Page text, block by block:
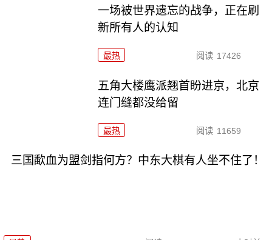
一场被世界遗忘的战争，正在刷
新所有人的认知
最热 阅读 17426
五角大楼鹰派翘首盼进京，北京
连门缝都没给留
最热 阅读 11659
三国歃血为盟剑指何方？中东大棋有人坐不住了！